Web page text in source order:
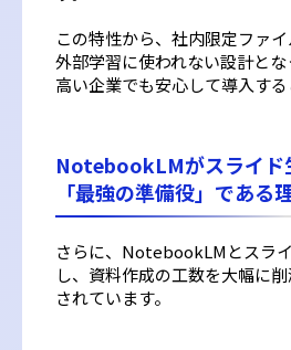
この特性から、社内限定ファ
外部学習に使われない設計と
高い企業でも安心して導入する
NotebookLMがスライド
「最強の準備役」である
さらに、NotebookLMとスラ
し、資料作成の工数を大幅に
されています。